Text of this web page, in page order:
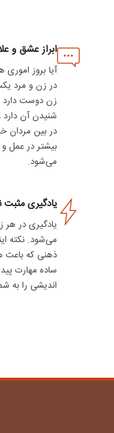
ابراز عشق و
آیا بروز
در زن و مرد
زن دوست دارد
شنیدن آن
در بین مردان
بیشتر در عمل
می‌شود.
یادگیری مثبت
یادگیری در هر
می‌شود. نکته
ذهنی که باعث
ساده مهارت
اندیشی را به